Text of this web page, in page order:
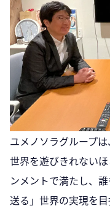
ユメノソラグループは
世界を遊びきれない
ンメントで満たし、
送る」世界の実現を目